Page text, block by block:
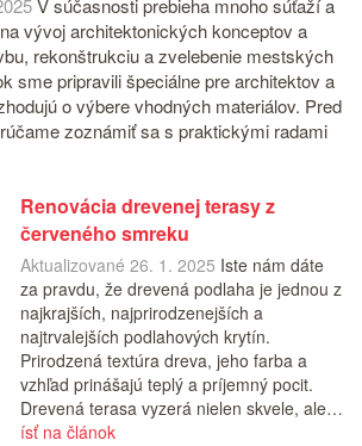
V súčasnosti prebieha mnoho súťaží a
vývoj architektonických konceptov a
rekonštrukciu a zvelebenie mestských
sme pripravili špeciálne pre architektov a
o výbere vhodných materiálov. Pred
zoznámiť sa s praktickými radami
Renovácia drevenej terasy z
červeného smreku
Aktualizované 26. 1. 2025 Iste nám dáte
za pravdu, že drevená podlaha je jednou z
najkrajších, najprirodzenejších a
najtrvalejších podlahových krytín.
Prirodzená textúra dreva, jeho farba a
vzhľad prinášajú teplý a príjemný pocit.
Drevená terasa vyzerá nielen skvele, ale…
ísť na článok